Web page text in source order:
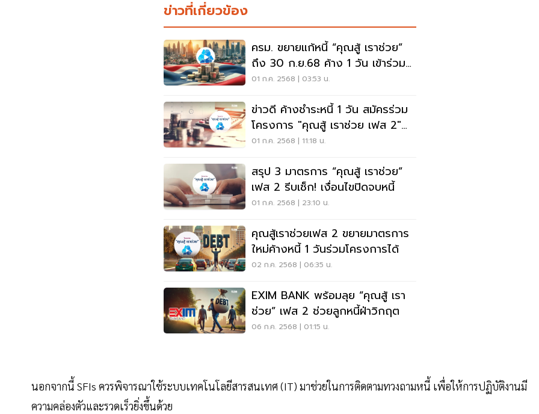
ข่าวที่เกี่ยวข้อง
ครม. ขยายแก้หนี้ “คุณสู้ เราช่วย”
ถึง 30 ก.ย.68 ค้าง 1 วัน เข้าร่วม
ได้
01 ก.ค. 2568 | 03:53 น.
ข่าวดี ค้างชำระหนี้ 1 วัน สมัครร่วม
โครงการ "คุณสู้ เราช่วย เฟส 2"
ได้แล้ว
01 ก.ค. 2568 | 11:18 น.
สรุป 3 มาตรการ “คุณสู้ เราช่วย”
เฟส 2 รีบเช็ก! เงื่อนไขปิดจบหนี้
01 ก.ค. 2568 | 23:10 น.
คุณสู้เราช่วยเฟส 2 ขยายมาตรการ
ใหม่ค้างหนี้ 1 วันร่วมโครงการได้
02 ก.ค. 2568 | 06:35 น.
EXIM BANK พร้อมลุย “คุณสู้ เรา
ช่วย” เฟส 2 ช่วยลูกหนี้ฝ่าวิกฤต
06 ก.ค. 2568 | 01:15 น.
นอกจากนี้ SFIs ควรพิจารณาใช้ระบบเทคโนโลยีสารสนเทศ (IT) มาช่วยในการติดตามทวงถามหนี้ เพื่อให้การปฏิบัติงานมี
ความคล่องตัวและรวดเร็วยิ่งขึ้นด้วย